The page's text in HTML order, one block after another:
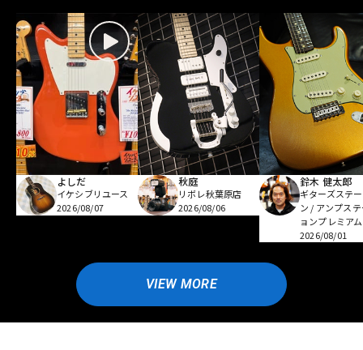
よしだ
イケシブリユース
2026/08/07
秋庭
リボレ秋葉原店
2026/08/06
鈴木 健太郎
ギターズステ
ン / アンプス
ョンプレミアム
2026/08/01
VIEW MORE